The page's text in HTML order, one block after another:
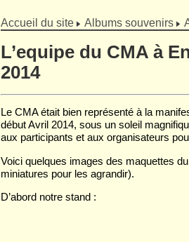
Accueil du site Albums souvenirs
L’equipe du CMA à
2014
Le CMA était bien représenté à la
début Avril 2014, sous un soleil
aux participants et aux organisateurs
Voici quelques images des maquettes
miniatures pour les agrandir).
D’abord notre stand :